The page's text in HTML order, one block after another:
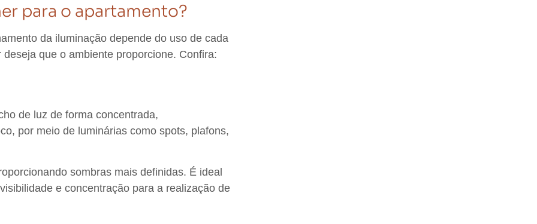
para o apartamento?
da iluminação depende do uso de cada
que o ambiente proporcione. Confira:
de luz de forma concentrada,
por meio de luminárias como spots, plafons,
sombras mais definidas. É ideal
e concentração para a realização de